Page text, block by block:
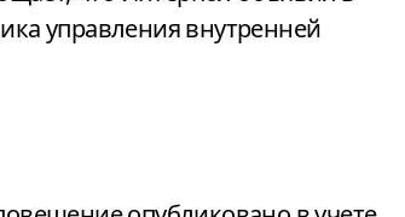
управления внутренней